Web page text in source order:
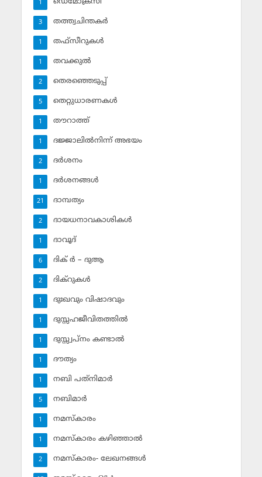
1
തത്ത്വചിന്തകര്‍
3
തഫ്‌സീറുകള്‍
1
തവക്കുല്‍
1
തെരഞ്ഞെടുപ്പ്
2
തെറ്റുധാരണകള്‍
5
തൗറാത്ത്
1
ദജ്ജാലില്‍നിന്ന് അഭയം
1
ദര്‍ശനം
2
ദര്‍ശനങ്ങള്‍
1
ദാമ്പത്യം
21
ദായധനാവകാശികള്‍
2
ദാവൂദ്‌
1
ദിക് ര്‍ – ദുആ
6
ദിക്‌റുകള്‍
2
ദുഃഖവും വിഷാദവും
1
ദുസ്സഹജീവിതത്തില്‍
1
ദുസ്സ്വപ്‌നം കണ്ടാല്‍
1
ദൗത്യം
1
നബി പത്‌നിമാര്‍
1
നബിമാര്‍
5
നമസ്‌കാരം
1
നമസ്‌കാരം കഴിഞ്ഞാല്‍
1
നമസ്‌കാരം- ലേഖനങ്ങള്‍
2